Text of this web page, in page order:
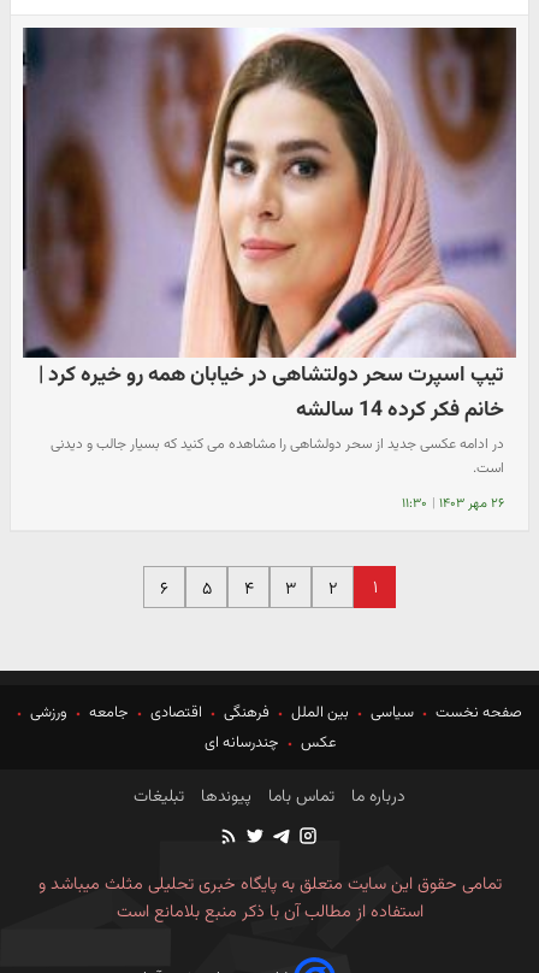
تیپ اسپرت سحر دولتشاهی در خیابان همه رو خیره کرد |
خانم فکر کرده 14 سالشه
در ادامه عکسی جدید از سحر دولشاهی را مشاهده می کنید که بسیار جالب و دیدنی
است.
۲۶ مهر ۱۴۰۳ | ۱۱:۳۰
۱ ۲ ۳ ۴ ۵ ۶
صفحه نخست سیاسی بین الملل فرهنگی اقتصادی جامعه
ورزشی
عکس
چندرسانه ای
درباره ما تماس باما پیوندها تبلیغات
تمامی حقوق این سایت متعلق به پایگاه خبری تحلیلی مثلث میباشد و
استفاده از مطالب آن با ذکر منبع بلامانع است